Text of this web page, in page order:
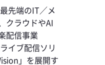
先端のIT／メ
クラウドやAI
配信事業
イブ配信ソリ
」を展開す